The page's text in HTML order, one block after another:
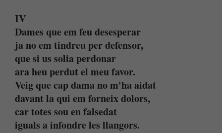
IV
Dames que em feu desesperar
ja no em tindreu per defensor,
que si us solia perdonar
ara heu perdut el meu favor.
Veig que cap dama no m'ha aidat
davant la qui em forneix dolors,
car totes sou en falsedat
iguals a infondre les llangors.